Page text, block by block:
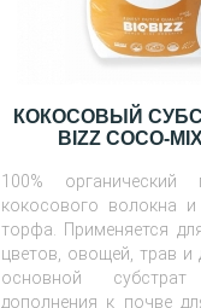
КОКОСОВЫЙ
BIZZ COCO-
100% органический
кокосового волокна и
торфа. Применяется
цветов, овощей, трав и
основной
дополнения к почве